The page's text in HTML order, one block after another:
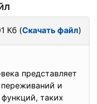
Кб (Скачать файл)
представляет
и
таких